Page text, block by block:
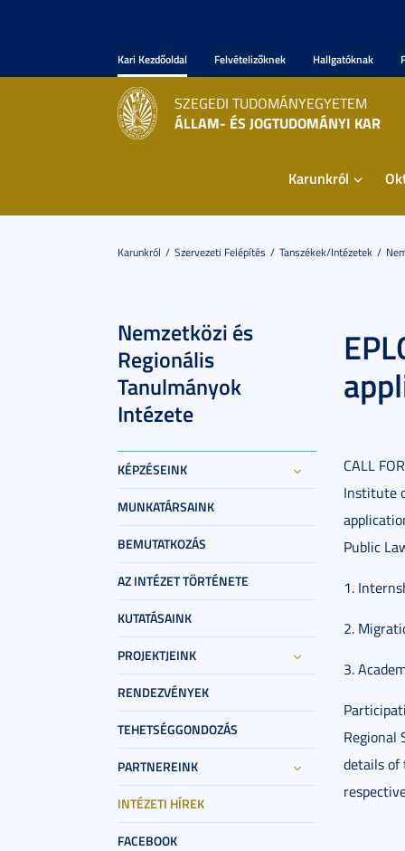
Kari Kezdőoldal Felvételizőknek Hallgatóknak
SZEGEDI TUDOMÁNYEGYETEM
ÁLLAM- ÉS JOGTUDOMÁNYI KAR
Karunkról
Karunkról Szervezeti Felépítés Tanszékek/Intézetek
Nemzetközi és
Regionális
Tanulmányok
Intézete
KÉPZÉSEINK
MUNKATÁRSAINK
BEMUTATKOZÁS
AZ INTÉZET TÖRTÉNETE
KUTATÁSAINK
PROJEKTJEINK
RENDEZVÉNYEK
TEHETSÉGGONDOZÁS
PARTNEREINK
INTÉZETI HÍREK
FACEBOOK
CALL
Institute
Public
1.
2.
3.
Regional
details of